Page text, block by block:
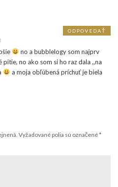
no a bubblelogy som najprv
no ako som si ho raz dala ,,na
a moja obľúbená príchuť je biela
ODPOVEDAŤ
Vyžadované polia sú označené*